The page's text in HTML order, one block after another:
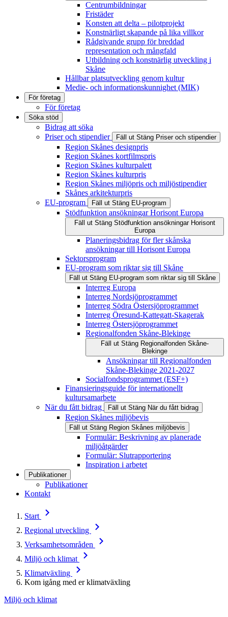
Centrumbildningar
Fristäder
Konsten att delta – pilotprojekt
Konstnärligt skapande på lika villkor
Rådgivande grupp för breddad
representation och mångfald
Utbildning och konstnärlig utveckling i
Skåne
Hållbar platsutveckling genom kultur
Medie- och informationskunnighet (MIK)
För företag
För företag
Söka stöd
Bidrag att söka
Priser och stipendier
Fäll ut Stäng Priser och stipendier
Region Skånes designpris
Region Skånes kortfilmspris
Region Skånes kulturpalett
Region Skånes kulturpris
Region Skånes miljöpris och miljöstipendier
Skånes arkitekturpris
EU-program
Fäll ut Stäng EU-program
Stödfunktion ansökningar Horisont Europa
Fäll ut Stäng Stödfunktion ansökningar Horisont
Europa
Planeringsbidrag för fler skånska
ansökningar till Horisont Europa
Sektorsprogram
EU-program som riktar sig till Skåne
Fäll ut Stäng EU-program som riktar sig till Skåne
Interreg Europa
Interreg Nordsjöprogrammet
Interreg Södra Östersjöprogrammet
Interreg Öresund-Kattegatt-Skagerak
Interreg Östersjöprogrammet
Regionalfonden Skåne-Blekinge
Fäll ut Stäng Regionalfonden Skåne-
Blekinge
Ansökningar till Regionalfonden
Skåne-Blekinge 2021-2027
Socialfondsprogrammet (ESF+)
Finansieringsguide för internationellt
kultursamarbete
När du fått bidrag
Fäll ut Stäng När du fått bidrag
Region Skånes miljöbevis
Fäll ut Stäng Region Skånes miljöbevis
Formulär: Beskrivning av planerade
miljöåtgärder
Formulär: Slutrapportering
Inspiration i arbetet
Publikationer
Publikationer
Kontakt
Start
Regional utveckling
Verksamhetsområden
Miljö och klimat
Klimatväxling
Kom igång med er klimatväxling
Miljö och klimat